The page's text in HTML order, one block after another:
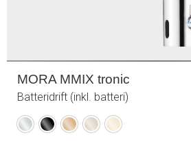
MORA MMIX tronic
Batteridrift (inkl. batteri)
KromSort PoleretChampagne
Poleret